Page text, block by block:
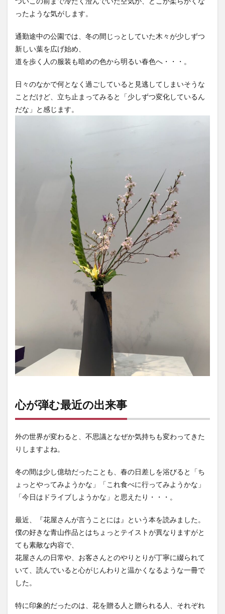
ったような気がします。
通勤途中の公園では、冬の間じっとしていた木々が少しずつ
新しい葉を広げ始め、
道を歩く人の服装も暗めの色から明るい春色へ・・・。
日々のなかで何となく過ごしていると見逃してしまいそうな
ことだけど、立ち止まってみると「少しずつ変化しているん
だな」と感じます。
心が弾む最近の出来事
外の世界が変わると、不思議となぜか気持ちも変わってきた
りしますよね。
冬の間は少し億劫だったことも、春の日差しを浴びると「ち
ょっとやってみようかな」「これ食べに行ってみようかな」
「今日はドライブしようかな」と思えたり・・・。
最近、『花屋さんが言うことには』という本を読みました。
僕の好きな青山作品とはちょっとテイストが異なりますがと
ても素敵な内容で、
花屋さんの日常や、お客さんとのやりとりが丁寧に綴られて
いて、読んでいると心がじんわりと温かくなるような一冊で
した。
特に印象的だったのは、花を贈る人と贈られる人、それぞれ